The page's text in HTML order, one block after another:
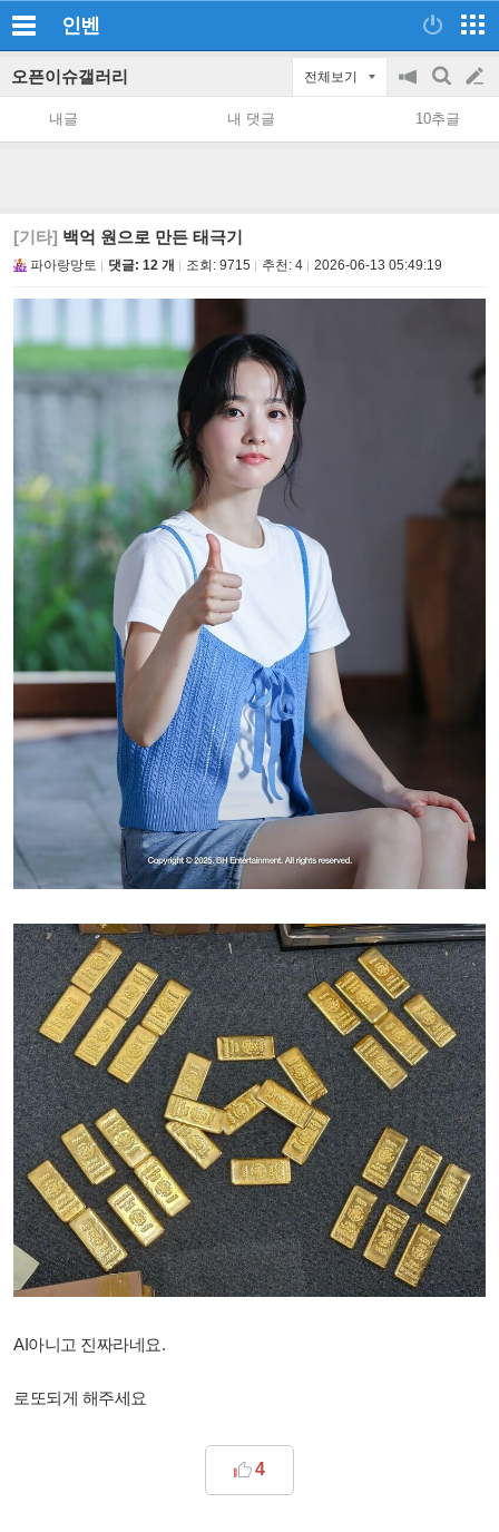
인벤
오픈이슈갤러리 전체보기
공
지
on/off
검
색
글
쓰
내글 내 댓글 10추글
[기타] 백억 원으로 만든 태극기
파아랑망토 댓글: 12 개 조회: 9715 추천: 4 2026-06-13 05:49:19
AI아니고 진짜라네요.
로또되게 해주세요
4